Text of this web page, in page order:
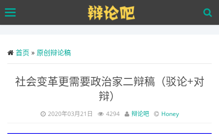
to
main
Toggle
首页 » 原创辩论稿
社会变革更需要政治家二辩稿（驳论+对
辩）
2020年03月21日 4294 辩论吧 Honey